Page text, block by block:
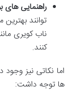
راهنمایی های
توانند
ناب کویری
کنند.
اما نکاتی نیز وجود
ها توجه داشت: